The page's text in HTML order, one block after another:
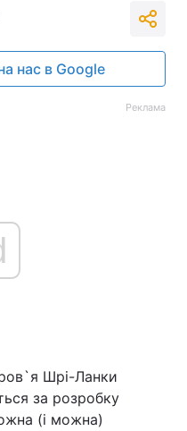
нас в Google
Реклама
Шрі-Ланки
за розробку
(і можна)